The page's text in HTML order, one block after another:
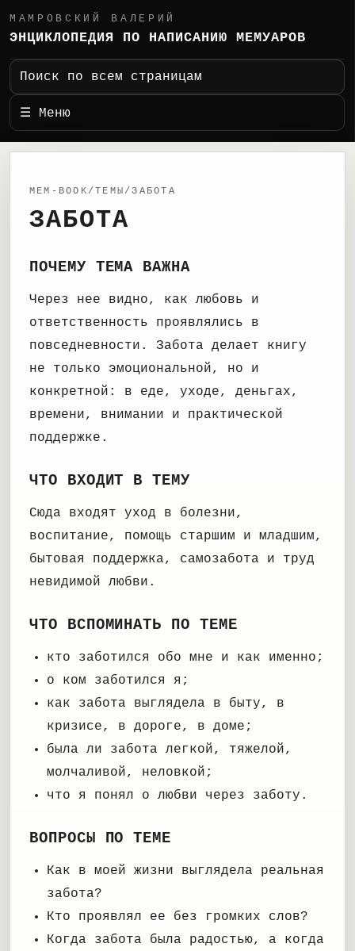
МАМРОВСКИЙ ВАЛЕРИЙ
ЭНЦИКЛОПЕДИЯ ПО НАПИСАНИЮ МЕМУАРОВ
Поиск по всем страницам
☰ Меню
MEM-BOOK/ТЕМЫ/ЗАБОТА
ЗАБОТА
ПОЧЕМУ ТЕМА ВАЖНА
Через нее видно, как любовь и
ответственность проявлялись в
повседневности. Забота делает книгу
не только эмоциональной, но и
конкретной: в еде, уходе, деньгах,
времени, внимании и практической
поддержке.
ЧТО ВХОДИТ В ТЕМУ
Сюда входят уход в болезни,
воспитание, помощь старшим и младшим,
бытовая поддержка, самозабота и труд
невидимой любви.
ЧТО ВСПОМИНАТЬ ПО ТЕМЕ
кто заботился обо мне и как именно;
о ком заботился я;
как забота выглядела в быту, в
кризисе, в дороге, в доме;
была ли забота легкой, тяжелой,
молчаливой, неловкой;
что я понял о любви через заботу.
ВОПРОСЫ ПО ТЕМЕ
Как в моей жизни выглядела реальная
забота?
Кто проявлял ее без громких слов?
Когда забота была радостью, а когда